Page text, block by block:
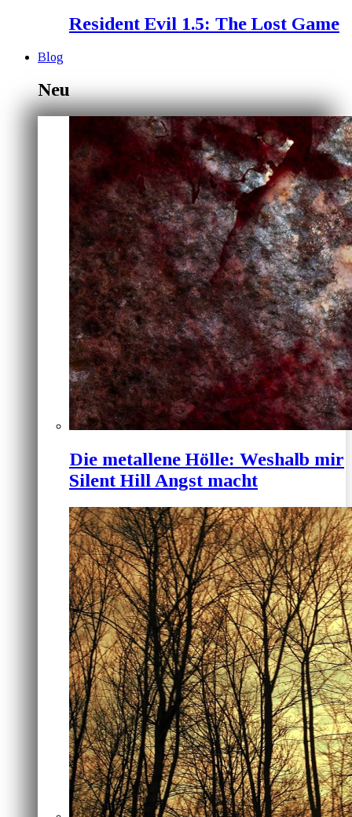
Resident Evil 1.5: The Lost Game
Blog
Neu
Die metallene Hölle: Weshalb mir
Silent Hill Angst macht